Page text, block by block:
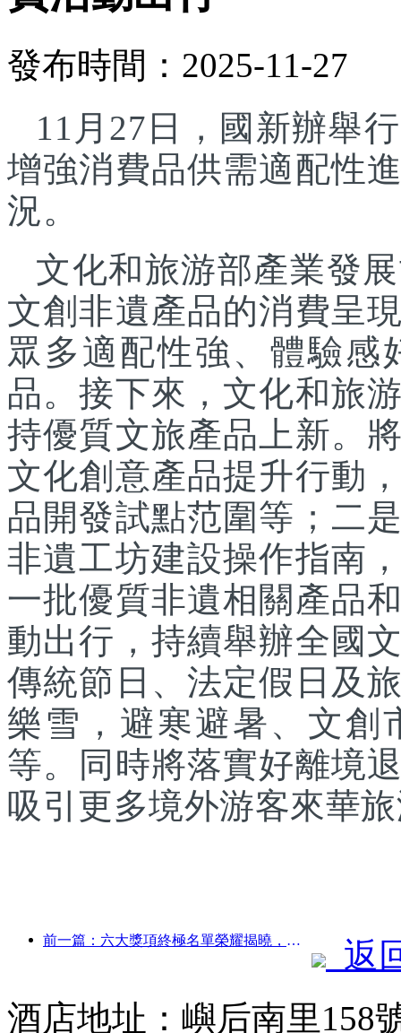
發布時間：2025-11-27
11月27日，國新辦舉
增強消費品供需適配性
況。
文化和旅游部產業發
文創非遺產品的消費呈
眾多適配性強、體驗感
品。接下來，文化和旅
持優質文旅產品上新。
文化創意產品提升行動
品開發試點范圍等；二
非遺工坊建設操作指南
一批優質非遺相關產品
動出行，持續舉辦全國
傳統節日、法定假日及
樂雪，避寒避暑、文創
等。同時將落實好離境
吸引更多境外游客來華
前一篇：六大獎項終極名單榮耀揭曉，百余酒店及企業斬獲年度獎項！
返
酒店地址：嶼后南里158